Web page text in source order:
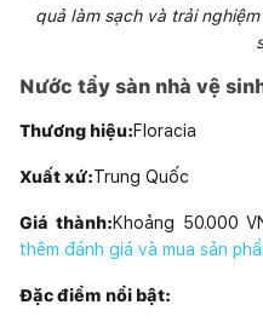
quả làm sạch và trải
Nước tẩy sàn nhà vệ
Thương hiệu:Floracia
Xuất xứ:Trung Quốc
Giá thành:Khoảng 50.000
thêm đánh giá và mua sản
Đặc điểm nổi bật: